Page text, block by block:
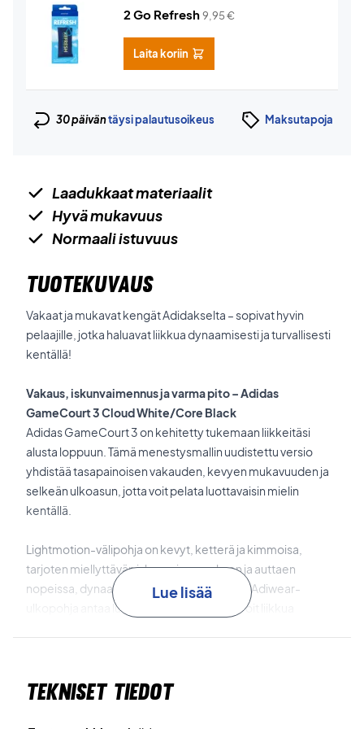
2 Go Refresh9,95€
Laita koriin
30 päiväntäysi palautusoikeus Maksutapoja
Laadukkaat materiaalit
Hyvä mukavuus
Normaali istuvuus
TUOTEKUVAUS
Vakaat ja mukavat kengät Adidakselta – sopivat hyvin
pelaajille, jotka haluavat liikkua dynaamisesti ja turvallisesti
kentällä!
Vakaus, iskunvaimennus ja varma pito – Adidas
GameCourt 3 Cloud White/Core Black
Adidas GameCourt 3 on kehitetty tukemaan liikkeitäsi
alusta loppuun. Tämä menestysmallin uudistettu versio
yhdistää tasapainoisen vakauden, kevyen mukavuuden ja
selkeän ulkoasun, jotta voit pelata luottavaisin mielin
kentällä.
Lightmotion-välipohja on kevyt, ketterä ja kimmoisa,
tarjoten miellyttävän iskunvaimennuksen ja auttaen
nopeissa, dynaamisissa liikkeissä. Kestävä Adiwear-
ulkopohja antaa luotettavan pidon, joten voit liikkua
sivuttaisliikkeissä, ja varvasjousi tukee dynaamista asentoa
jalan tukevasti ja antaa hyvän tuen keskijalan alueella.
Lue lisää
Tekniset tiedot